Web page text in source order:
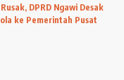
DPRD Ngawi Desak
ke Pemerintah Pusat